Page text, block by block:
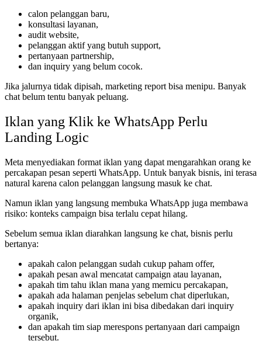
calon pelanggan baru,
konsultasi layanan,
audit website,
pelanggan aktif yang butuh support,
pertanyaan partnership,
dan inquiry yang belum cocok.
Jika jalurnya tidak dipisah, marketing report bisa menipu. Banyak
chat belum tentu banyak peluang.
Iklan yang Klik ke WhatsApp Perlu
Landing Logic
Meta menyediakan format iklan yang dapat mengarahkan orang ke
percakapan pesan seperti WhatsApp. Untuk banyak bisnis, ini terasa
natural karena calon pelanggan langsung masuk ke chat.
Namun iklan yang langsung membuka WhatsApp juga membawa
risiko: konteks campaign bisa terlalu cepat hilang.
Sebelum semua iklan diarahkan langsung ke chat, bisnis perlu
bertanya:
apakah calon pelanggan sudah cukup paham offer,
apakah pesan awal mencatat campaign atau layanan,
apakah tim tahu iklan mana yang memicu percakapan,
apakah ada halaman penjelas sebelum chat diperlukan,
apakah inquiry dari iklan ini bisa dibedakan dari inquiry
organik,
dan apakah tim siap merespons pertanyaan dari campaign
tersebut.